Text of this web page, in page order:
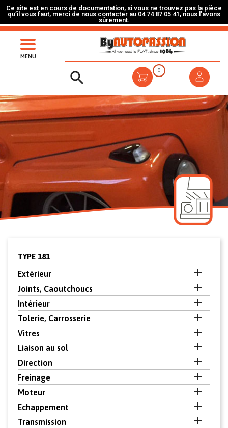
Ce site est en cours de documentation, si vous ne trouvez pas la pièce
qu’il vous faut, merci de nous contacter au 04 74 87 05 41, nous l’avons
sûrement.
MENU
 0
TYPE 181
Extérieur 
Joints, Caoutchoucs 
Intérieur 
Tolerie, Carrosserie 
Vitres 
Liaison au sol 
Direction 
Freinage 
Moteur 
Echappement 
Transmission 